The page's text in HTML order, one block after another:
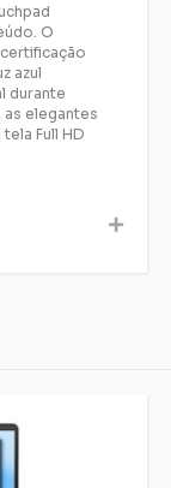
O
azul
durante
elegantes
Full HD